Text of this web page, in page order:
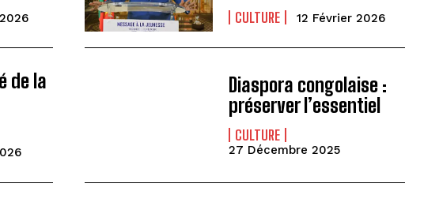
CULTURE 12 Février 2026
de la
Diaspora congolaise :
préserver l’essentiel
CULTURE
27 Décembre 2025